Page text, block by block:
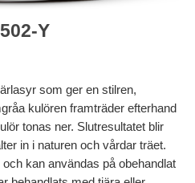
Y
som ger en stilren,
kulören framträder efterhand
tonas ner. Slutresultatet blir
in i naturen och vårdar träet.
kan användas på obehandlat